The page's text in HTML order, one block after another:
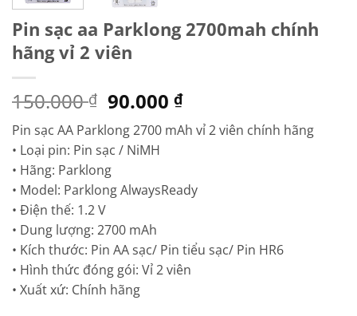
Pin sạc aa Parklong 2700mah chính
hãng vỉ 2 viên
150.000₫ Giá
gốc
là:
150.000 ₫.
90.000₫Giá
hiện
tại
Pin sạc AA Parklong 2700 mAh vỉ 2 viên chính hãng
• Loại pin: Pin sạc / NiMH
• Hãng: Parklong
• Model: Parklong AlwaysReady
• Điện thế: 1.2 V
• Dung lượng: 2700 mAh
• Kích thước: Pin AA sạc/ Pin tiểu sạc/ Pin HR6
• Hình thức đóng gói: Vỉ 2 viên
• Xuất xứ: Chính hãng